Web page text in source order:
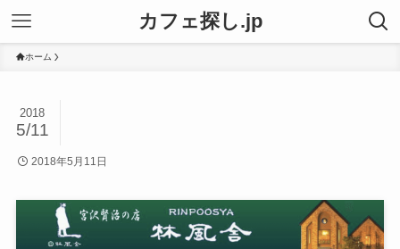
カフェ探し.jp
ホーム
2018
5/11
2018年5月11日